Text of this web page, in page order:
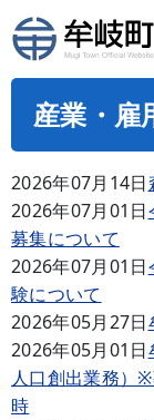
産業・雇
2026年07月14日
2026年07月01日
募集について
2026年07月01日
験について
2026年05月27日
2026年05月01日
人口創出業務）
時